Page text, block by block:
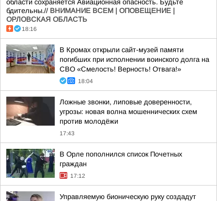
области сохраняется Авиационная опасность. Будьте
бдительны.// ВНИМАНИЕ ВСЕМ | ОПОВЕЩЕНИЕ |
ОРЛОВСКАЯ ОБЛАСТЬ
18:16
В Кромах открыли сайт-музей памяти
погибших при исполнении воинского долга на
СВО «Смелость! Верность! Отвага!»
18:04
Ложные звонки, липовые доверенности,
угрозы: новая волна мошеннических схем
против молодёжи
17:43
В Орле пополнился список Почетных
граждан
17:12
Управляемую бионическую руку создадут